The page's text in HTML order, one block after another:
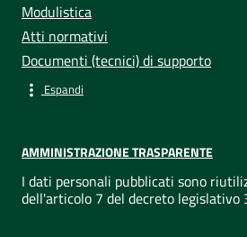
Modulistica
Atti normativi
Documenti (tecnici) di supporto
Espandi
AMMINISTRAZIONE TRASPARENTE
I dati personali pubblicati sono
dell'articolo 7 del decreto